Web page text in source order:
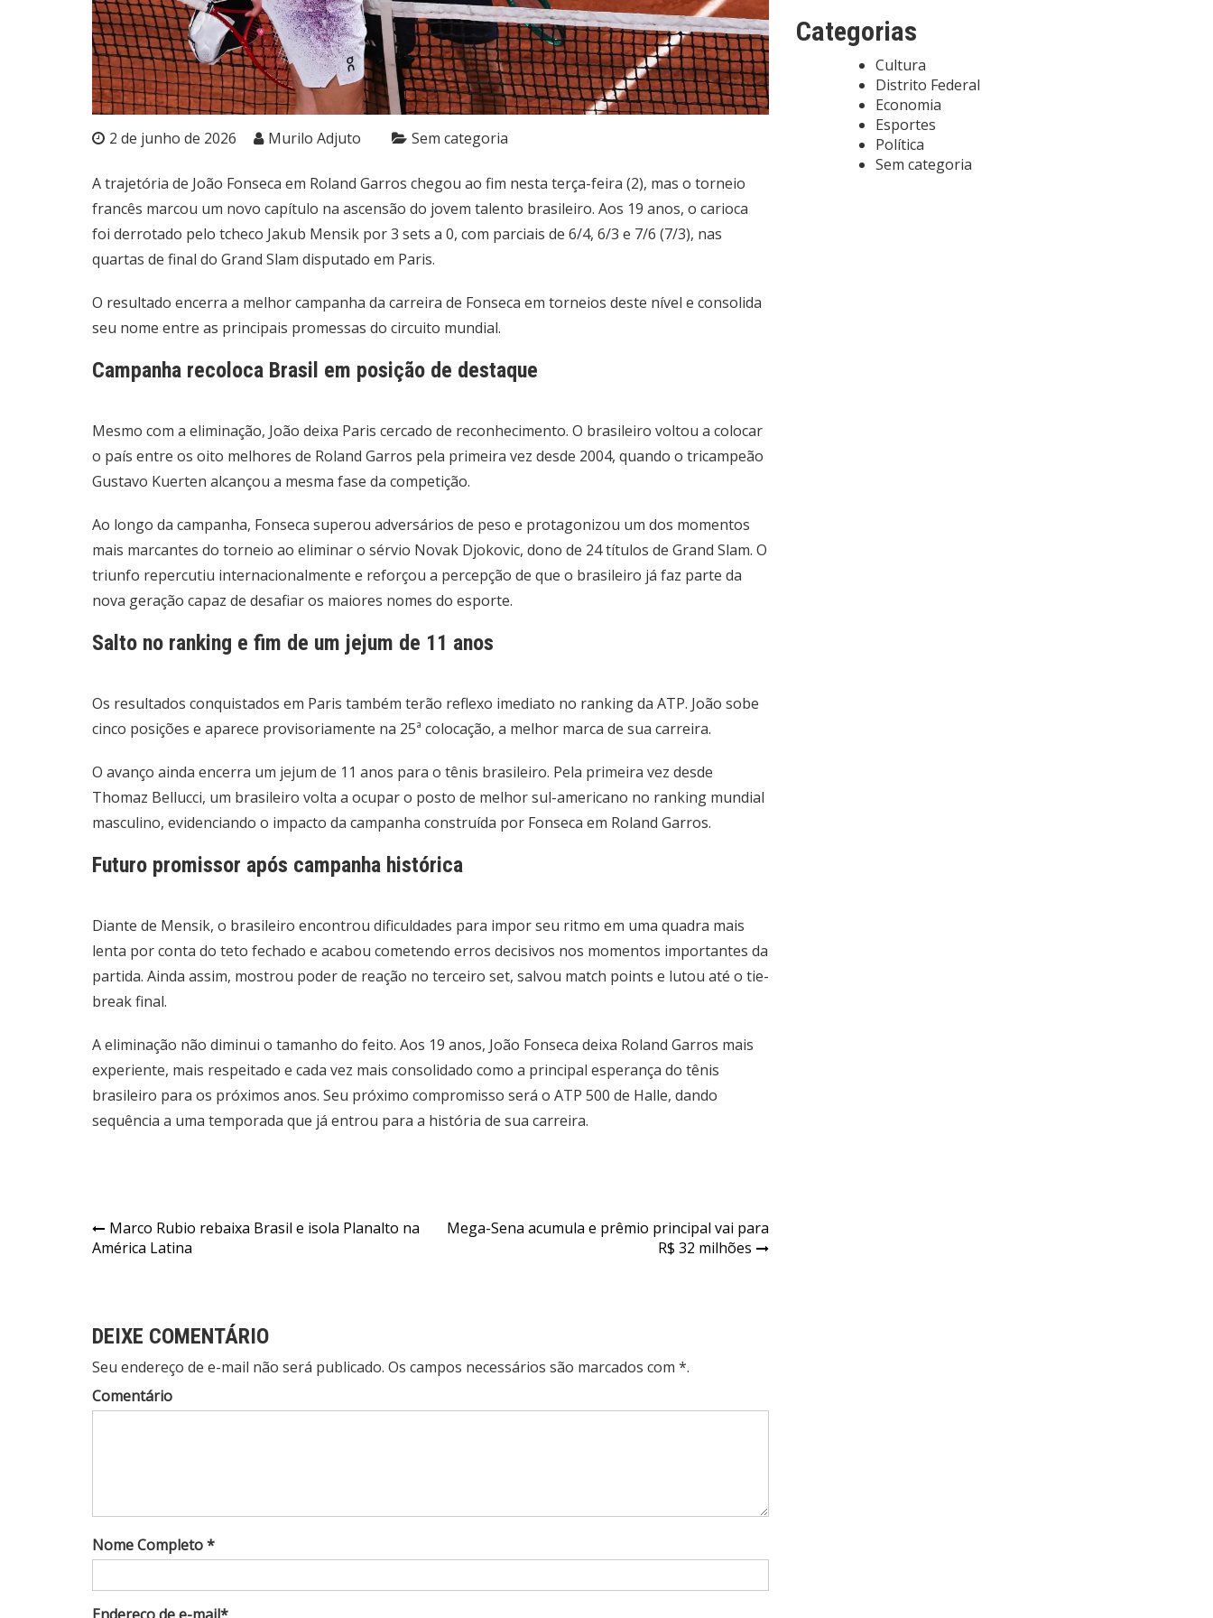
2 de junho de 2026 Murilo Adjuto Sem categoria
A trajetória de João Fonseca em Roland Garros chegou ao fim nesta terça-feira (2), mas o torneio
francês marcou um novo capítulo na ascensão do jovem talento brasileiro. Aos 19 anos, o carioca
foi derrotado pelo tcheco Jakub Mensik por 3 sets a 0, com parciais de 6/4, 6/3 e 7/6 (7/3), nas
quartas de final do Grand Slam disputado em Paris.
O resultado encerra a melhor campanha da carreira de Fonseca em torneios deste nível e consolida
seu nome entre as principais promessas do circuito mundial.
Campanha recoloca Brasil em posição de destaque
Mesmo com a eliminação, João deixa Paris cercado de reconhecimento. O brasileiro voltou a colocar
o país entre os oito melhores de Roland Garros pela primeira vez desde 2004, quando o tricampeão
Gustavo Kuerten alcançou a mesma fase da competição.
Ao longo da campanha, Fonseca superou adversários de peso e protagonizou um dos momentos
mais marcantes do torneio ao eliminar o sérvio Novak Djokovic, dono de 24 títulos de Grand Slam. O
triunfo repercutiu internacionalmente e reforçou a percepção de que o brasileiro já faz parte da
nova geração capaz de desafiar os maiores nomes do esporte.
Salto no ranking e fim de um jejum de 11 anos
Os resultados conquistados em Paris também terão reflexo imediato no ranking da ATP. João sobe
cinco posições e aparece provisoriamente na 25ª colocação, a melhor marca de sua carreira.
O avanço ainda encerra um jejum de 11 anos para o tênis brasileiro. Pela primeira vez desde
Thomaz Bellucci, um brasileiro volta a ocupar o posto de melhor sul-americano no ranking mundial
masculino, evidenciando o impacto da campanha construída por Fonseca em Roland Garros.
Futuro promissor após campanha histórica
Diante de Mensik, o brasileiro encontrou dificuldades para impor seu ritmo em uma quadra mais
lenta por conta do teto fechado e acabou cometendo erros decisivos nos momentos importantes da
partida. Ainda assim, mostrou poder de reação no terceiro set, salvou match points e lutou até o tie-
break final.
A eliminação não diminui o tamanho do feito. Aos 19 anos, João Fonseca deixa Roland Garros mais
experiente, mais respeitado e cada vez mais consolidado como a principal esperança do tênis
brasileiro para os próximos anos. Seu próximo compromisso será o ATP 500 de Halle, dando
sequência a uma temporada que já entrou para a história de sua carreira.
Navegação
de
Marco Rubio rebaixa Brasil e isola Planalto na
América Latina
Mega-Sena acumula e prêmio principal vai para
R$ 32 milhões
DEIXE COMENTÁRIO
Seu endereço de e-mail não será publicado. Os campos necessários são marcados com *.
Comentário
Nome Completo *
Categorias
Cultura
Distrito Federal
Economia
Esportes
Política
Sem categoria